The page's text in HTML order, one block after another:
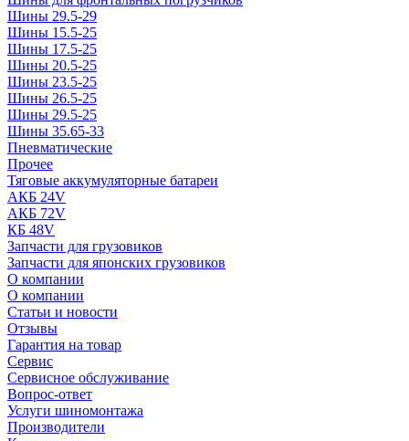
Шины 29.5-29
Шины 15.5-25
Шины 17.5-25
Шины 20.5-25
Шины 23.5-25
Шины 26.5-25
Шины 29.5-25
Шины 35.65-33
Пневматические
Прочее
Тяговые аккумуляторные батареи
АКБ 24V
АКБ 72V
КБ 48V
Запчасти для грузовиков
Запчасти для японских грузовиков
О компании
О компании
Статьи и новости
Отзывы
Гарантия на товар
Сервис
Сервисное обслуживание
Вопрос-ответ
Услуги шиномонтажа
Производители